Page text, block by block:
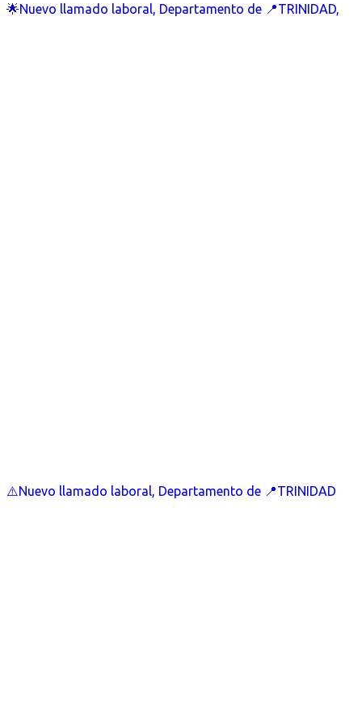
🌟Nuevo llamado laboral, Departamento de 📍TRINIDAD,
⚠️Nuevo llamado laboral, Departamento de 📍TRINIDAD